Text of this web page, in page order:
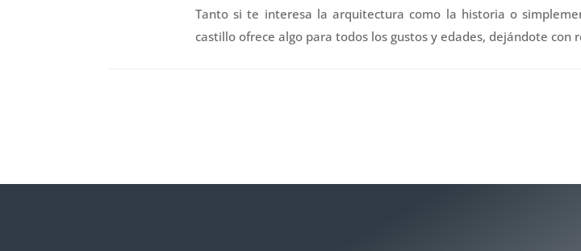
Tanto si te interesa la arquitectura como la historia o
castillo ofrece algo para todos los gustos y edades, dejándote